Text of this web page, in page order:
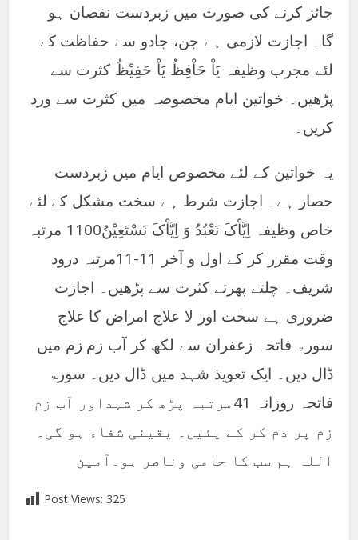
جائز کرنے کی صورت میں زبردست نقصان ہو
گا۔ اجازت لازمی ہے جن، جادو سے حفاظت کے
لئے مجرب وظیفہ یَاْ حَاْفِظُ یَاْ حَفِیْظُ کثرت سے
پڑھیں۔ خواتین ایام مخصوصہ میں کثرت سے ورد
کریں۔
یہ خواتین کے لئے مخصوص ایام میں زبردست
حصار ہے۔ اجازت شرط ہے سخت مشکل کے لئے
خاص وظیفہ اِیَّاْکَ نَعْبُدُ وَ اِیَّاْکَ نَسْتَعِیْنُ1100 مرتبہ
وقت مقرر کر کے اول و آخر 11-11مرتبہ درود
شریف۔ چلتے پھرتے کثرت سے پڑھیں۔ اجازت
ضروری ہے سخت اور لا علاج امراض کا علاج
سورۃ فاتحہ زعفران سے لکھ کر آب زم زم میں
ڈال دیں۔ ایک تعویذ شہد میں ڈال دیں۔ سورۃ
فاتحہ روزانہ 41مرتبہ پڑھ کر شہداور آب زم
زم پر دم کر کے پئیں۔ یقینی شفاء ہو گی۔
اللہ ہم سب کا حامی وناصر ہو۔آمین
Post Views: 325